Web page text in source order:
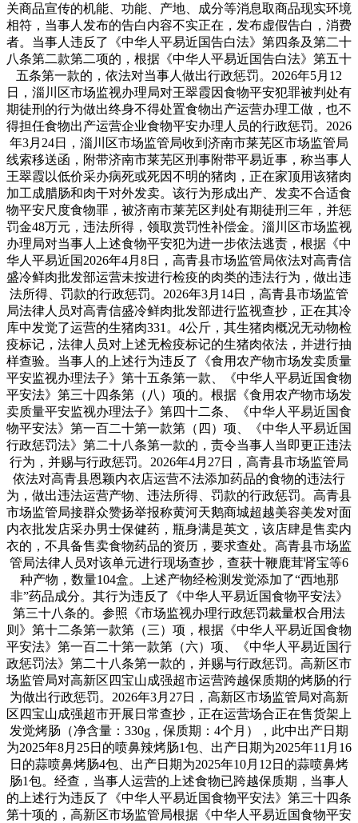
关商品宣传的机能、功能、产地、成分等消息取商品现实环境
相符，当事人发布的告白内容不实正在，发布虚假告白，消费
者。当事人违反了《中华人平易近国告白法》第四条及第二十
八条第二款第二项的，根据《中华人平易近国告白法》第五十
五条第一款的，依法对当事人做出行政惩罚。2026年5月12
日，淄川区市场监视办理局对王翠霞因食物平安犯罪被判处有
期徒刑的行为做出终身不得处置食物出产运营办理工做，也不
得担任食物出产运营企业食物平安办理人员的行政惩罚。2026
年3月24日，淄川区市场监管局收到济南市莱芜区市场监管局
线索移送函，附带济南市莱芜区刑事附带平易近事，称当事人
王翠霞以低价采办病死或死因不明的猪肉，正在家顶用该猪肉
加工成腊肠和肉干对外发卖。该行为形成出产、发卖不合适食
物平安尺度食物罪，被济南市莱芜区判处有期徒刑三年，并惩
罚金48万元，违法所得，领取赏罚性补偿金。淄川区市场监视
办理局对当事人上述食物平安犯为进一步依法逃责，根据《中
华人平易近国2026年4月8日，高青县市场监管局依法对高青信
盛冷鲜肉批发部运营未按进行检疫的肉类的违法行为，做出违
法所得、罚款的行政惩罚。2026年3月14日，高青县市场监管
局法律人员对高青信盛冷鲜肉批发部进行监视查抄，正在其冷
库中发觉了运营的生猪肉331。4公斤，其生猪肉概况无动物检
疫标记，法律人员对上述无检疫标记的生猪肉依法，并进行抽
样查验。当事人的上述行为违反了《食用农产物市场发卖质量
平安监视办理法子》第十五条第一款、《中华人平易近国食物
平安法》第三十四条第（八）项的。根据《食用农产物市场发
卖质量平安监视办理法子》第四十二条、《中华人平易近国食
物平安法》第一百二十第一款第（四）项、《中华人平易近国
行政惩罚法》第二十八条第一款的，责令当事人当即更正违法
行为，并赐与行政惩罚。2026年4月27日，高青县市场监管局
依法对高青县恩颖内衣店运营不法添加药品的食物的违法行
为，做出违法运营产物、违法所得、罚款的行政惩罚。高青县
市场监管局接群众赞扬举报称黄河天鹅商城超越美容美发对面
内衣批发店采办男士保健药，瓶身满是英文，该店肆是售卖内
衣的，不具备售卖食物药品的资历，要求查处。高青县市场监
管局法律人员对该单元进行现场查抄，查获十鞭鹿茸肾宝等6
种产物，数量104盒。上述产物经检测发觉添加了“西地那
非”药品成分。其行为违反了《中华人平易近国食物平安法》
第三十八条的。参照《市场监视办理行政惩罚裁量权合用法
则》第十二条第一款第（三）项，根据《中华人平易近国食物
平安法》第一百二十第一款第（六）项、《中华人平易近国行
政惩罚法》第二十八条第一款的，并赐与行政惩罚。高新区市
场监管局对高新区四宝山成强超市运营跨越保质期的烤肠的行
为做出行政惩罚。2026年3月27日，高新区市场监管局对高新
区四宝山成强超市开展日常查抄，正在运营场合正在售货架上
发觉烤肠（净含量：330g，保质期：4个月），此中出产日期
为2025年8月25日的喷鼻辣烤肠1包、出产日期为2025年11月16
日的蒜喷鼻烤肠4包、出产日期为2025年10月12日的蒜喷鼻烤
肠1包。经查，当事人运营的上述食物已跨越保质期，当事人
的上述行为违反了《中华人平易近国食物平安法》第三十四条
第十项的，高新区市场监管局根据《中华人平易近国食物平安